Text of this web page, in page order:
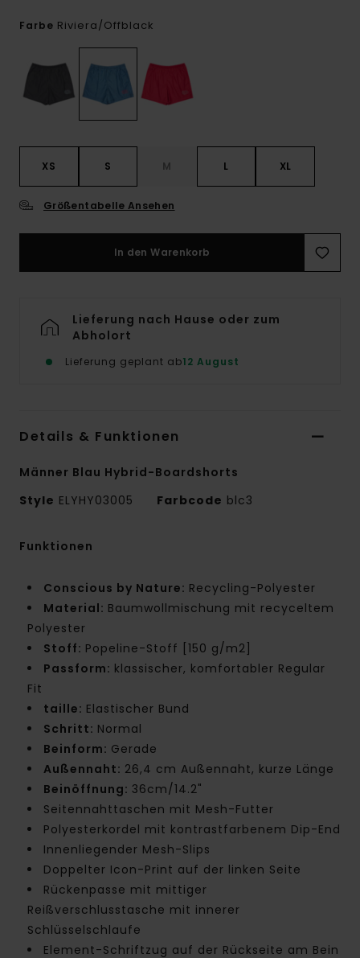
Farbe Riviera/offblack
XS S M L XL
Größentabelle Ansehen
In den Warenkorb
Lieferung nach Hause oder zum
Abholort
Lieferung geplant ab12 August
Details & Funktionen
Männer Blau Hybrid-Boardshorts
Style ELYHY03005 Farbcode blc3
Funktionen
Conscious by Nature: Recycling-Polyester
Material: Baumwollmischung mit recyceltem
Polyester
Stoff: Popeline-Stoff [150 g/m2]
Passform: klassischer, komfortabler Regular
Fit
taille: Elastischer Bund
Schritt: Normal
Beinform: Gerade
Außennaht: 26,4 cm Außennaht, kurze Länge
Beinöffnung: 36cm/14.2"
Seitennahttaschen mit Mesh-Futter
Polyesterkordel mit kontrastfarbenem Dip-End
Innenliegender Mesh-Slips
Doppelter Icon-Print auf der linken Seite
Rückenpasse mit mittiger
Reißverschlusstasche mit innerer
Schlüsselschlaufe
Element-Schriftzug auf der Rückseite am Bein